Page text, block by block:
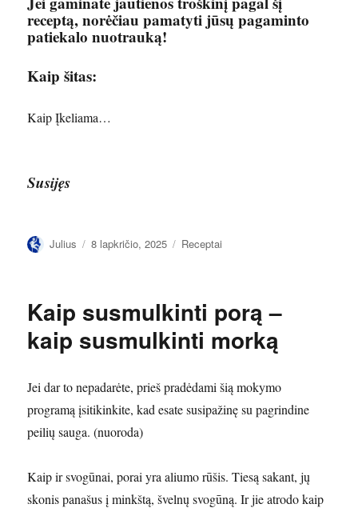
receptą, norėčiau pamatyti jūsų pagaminto
patiekalo nuotrauką!
Kaip šitas:
Kaip Įkeliama…
Susijęs
Autorius
Julius Paskelbta
8 lapkričio, 2025 Kategorijos
Receptai
Kaip susmulkinti porą –
kaip susmulkinti morką
Jei dar to nepadarėte, prieš pradėdami šią mokymo
programą įsitikinkite, kad esate susipažinę su pagrindine
peilių sauga. (nuoroda)
Kaip ir svogūnai, porai yra aliumo rūšis. Tiesą sakant, jų
skonis panašus į minkštą, švelnų svogūną. Ir jie atrodo kaip